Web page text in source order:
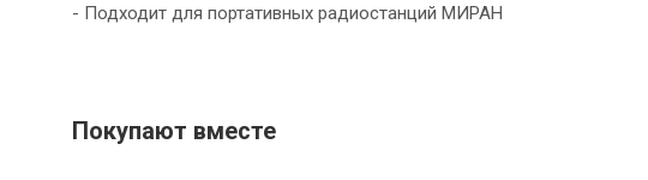
- Подходит для портативных радиостанций МИРАН
Покупают вместе